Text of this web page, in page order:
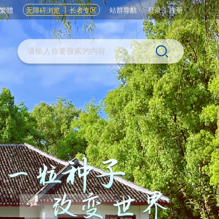
繁體 无障碍浏览 长者专区 站群导航 登录|注册